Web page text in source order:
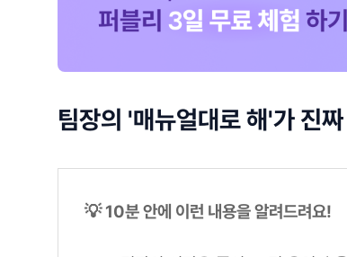
팀장의 '매뉴얼대로 해'가 진
💡 10분 안에 이런 내용을 알려드려요!